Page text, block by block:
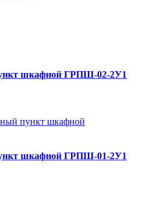
шкафной ГРПШ-02-2У1
шкафной ГРПШ-01-2У1